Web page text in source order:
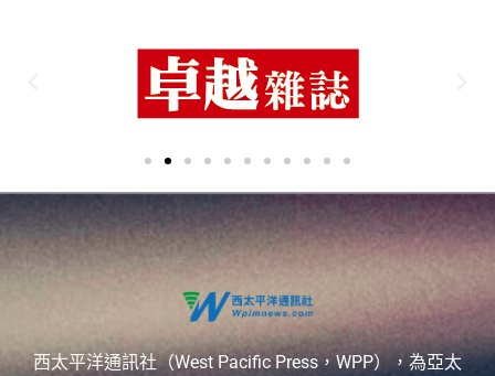
西太平洋通訊社（West Pacific Press，WPP），為亞太